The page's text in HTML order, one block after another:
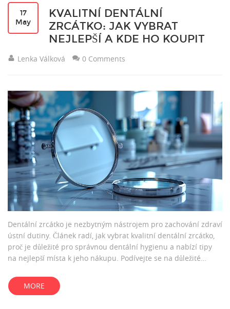
17
May
KVALITNÍ DENTÁLNÍ
ZRCÁTKO: JAK VYBRAT
NEJLEPŠÍ A KDE HO KOUPIT
Lenka Válková 0 Comments
Dentální zrcátko je nezbytným nástrojem pro zachování zdraví
ústní dutiny. Článek radí, jak vybrat kvalitní dentální zrcátko,
proč je důležité pro správnou dentální hygienu a nabízí tipy
na nejlepší místa k jeho nákupu. Podívejte se na důležité
správně.
MORE